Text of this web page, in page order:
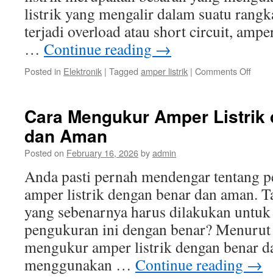
listrik yang mengalir dalam suatu
terjadi overload atau short circuit,
… Continue reading →
Posted in Elektronik | Tagged amper listrik | Comments Offon
Cara Mengukur Amper Listrik
dan Aman
Posted on February 16, 2026byadmin
Anda pasti pernah mendengar tentang
amper listrik dengan benar dan aman.
yang sebenarnya harus dilakukan
pengukuran ini dengan benar?
mengukur amper listrik dengan benar
menggunakan … Continue reading →